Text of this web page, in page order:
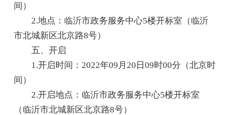
间）
2.地点：临沂市政务服务中心5楼开标室（临沂
市北城新区北京路8号）
五、开启
1.开启时间：2022年09月20日09时00分（北京时
间）
2.开启地点：临沂市政务服务中心5楼开标室
（临沂市北城新区北京路8号）